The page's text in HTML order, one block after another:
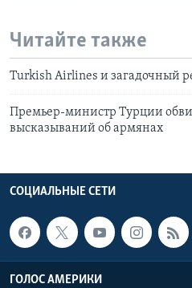
Читайте также
Turkish Airlines и загадочный
Премьер-министр Турции
высказываний об армянах
СОЦИАЛЬНЫЕ СЕТИ
ГОЛОС АМЕРИКИ